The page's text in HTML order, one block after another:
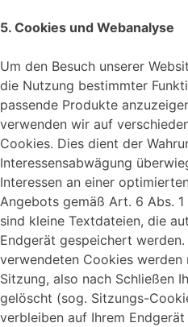
5. Cookies und Webanalyse
Um den Besuch unserer
die Nutzung bestimmter
passende Produkte
verwenden wir auf
Cookies. Dies dient der
Interessensabwägung
Interessen an einer
Angebots gemäß Art. 6 Abs. 1
sind kleine Textdateien, die
Endgerät gespeichert
verwendeten Cookies werden
Sitzung, also nach Schließen
gelöscht (sog. Sitzungs-
verbleiben auf Ihrem